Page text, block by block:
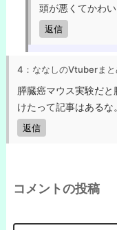
頭が悪くてかわい
返信
4：ななしのVtuberまと
膵臓癌マウス実験だ
けたって記事はある
返信
コメントの投稿